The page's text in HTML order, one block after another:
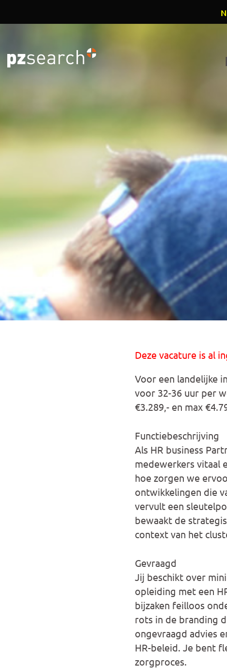
Deze vacature is al
Voor een landelijke
voor 32-36 uur per
€3.289,- en max
Functiebeschrijving
Als HR business
medewerkers vitaal
hoe zorgen we
ontwikkelingen die
vervult een
bewaakt de
context van het
Gevraagd
Jij beschikt over
opleiding met een
bijzaken feilloos
rots in de branding
ongevraagd advies
HR-beleid. Je bent
zorgproces.